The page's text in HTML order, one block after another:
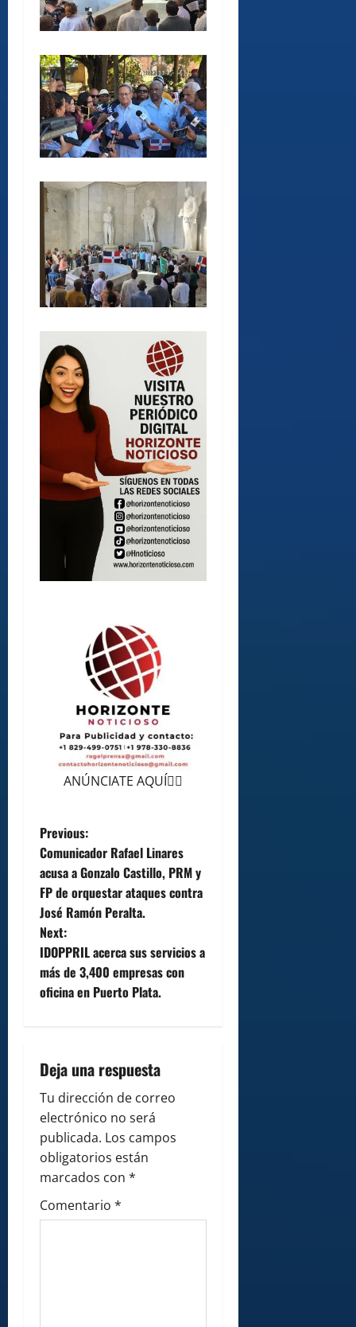
ANÚNCIATE AQUÍ👆🏻
P
o
s
t
n
a
i
g
a
t
i
Previous:
Comunicador Rafael Linares
acusa a Gonzalo Castillo, PRM y
FP de orquestar ataques contra
José Ramón Peralta.
Next:
IDOPPRIL acerca sus servicios a
más de 3,400 empresas con
oficina en Puerto Plata.
Deja una respuesta
Tu dirección de correo
electrónico no será
publicada. Los campos
obligatorios están
marcados con *
Comentario *